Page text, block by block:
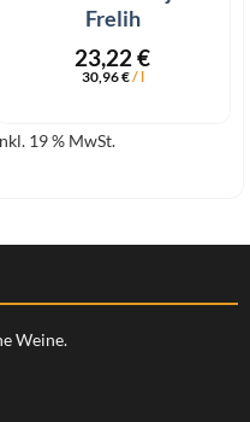
Frelih
23,22 €
30,96€/l
19 % MwSt.
Weine.